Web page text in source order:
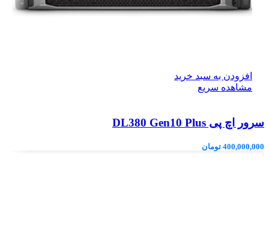
افزودن به سبد خرید
مشاهده سریع
سرور اچ پی DL380 Gen10 Plus
400,000,000 تومان